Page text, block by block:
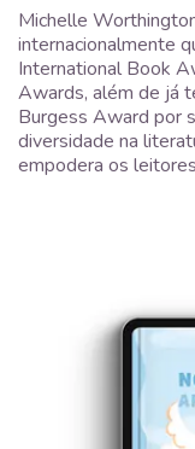
Michelle
internacionalmente
International Book
Awards, além de já
Burgess Award por
diversidade na
empodera os